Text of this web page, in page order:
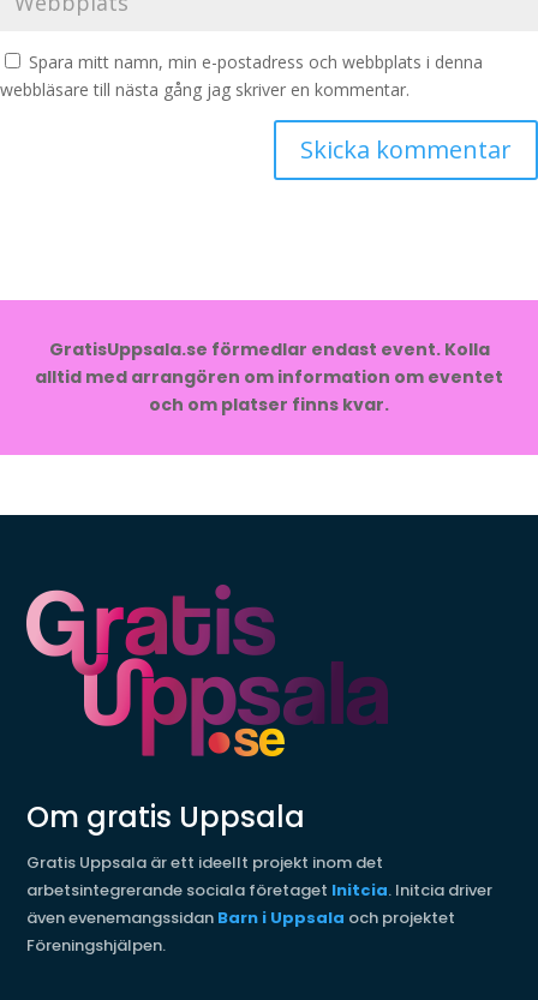
Spara mitt namn, min e-postadress och webbplats i denna
webbläsare till nästa gång jag skriver en kommentar.
GratisUppsala.se förmedlar endast event. Kolla
alltid med arrangören om information om eventet
och om platser finns kvar.
Om gratis Uppsala
Gratis Uppsala är ett ideellt projekt inom det
arbetsintegrerande sociala företaget Initcia. Initcia driver
även evenemangssidan Barn i Uppsala och projektet
Föreningshjälpen.